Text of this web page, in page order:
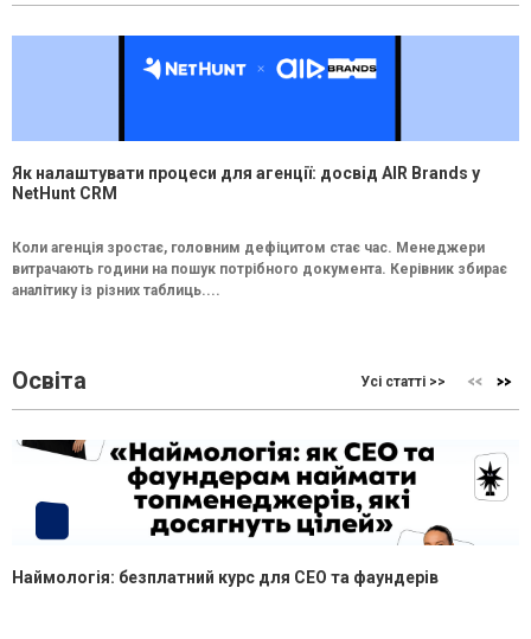
Як налаштувати процеси для агенції: досвід AIR Brands у
NetHunt CRM
Коли агенція зростає, головним дефіцитом стає час. Менеджери
витрачають години на пошук потрібного документа. Керівник збирає
аналітику із різних таблиць....
Освіта Усі статті >>
Наймологія: безплатний курс для CEO та фаундерів